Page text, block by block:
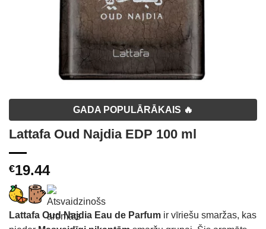
GADA POPULĀRĀKAIS 🔥
Lattafa Oud Najdia EDP 100 ml
€19.44
Lattafa Oud Najdia Eau de Parfum ir vīriešu smaržas, kas